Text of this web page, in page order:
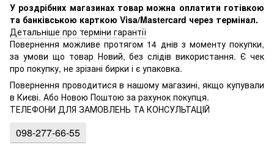
У роздрібних магазинах товар можна оплатити готівкою
та банківською карткою Visa/Mastercard через термінал.
Детальніше про терміни гарантії
Повернення можливе протягом 14 днів з моменту покупки,
за умови що товар Новий, без слідів використання. Є чек
про покупку, не зрізані бирки і є упаковка.
Повернення проводитися в нашому магазині, якщо купували
в Києві. Або Новою Поштою за рахунок покупця.
ТЕЛЕФОНИ ДЛЯ ЗАМОВЛЕНЬ ТА КОНСУЛЬТАЦІЙ
098-277-66-55